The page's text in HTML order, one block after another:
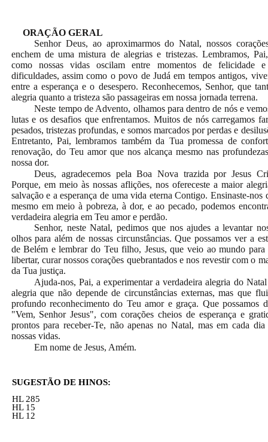
ORAÇÃO GERAL
Senhor Deus, ao aproximarmos do Natal, nossos
enchem de uma mistura de alegrias e tristezas. Lembramos,
como nossas vidas oscilam entre momentos de felicidade
dificuldades, assim como o povo de Judá em tempos antigos,
entre a esperança e o desespero. Reconhecemos, Senhor, que
alegria quanto a tristeza são passageiras em nossa jornada terrena.
Neste tempo de Advento, olhamos para dentro de nós e
lutas e os desafios que enfrentamos. Muitos de nós carregamos
pesados, tristezas profundas, e somos marcados por perdas e
Entretanto, Pai, lembramos também da Tua promessa de
renovação, do Teu amor que nos alcança mesmo nas
nossa dor.
Deus, agradecemos pela Boa Nova trazida por Jesus
Porque, em meio às nossas aflições, nos ofereceste a maior
salvação e a esperança de uma vida eterna Contigo. Ensinaste-nos
mesmo em meio à pobreza, à dor, e ao pecado, podemos
verdadeira alegria em Teu amor e perdão.
Senhor, neste Natal, pedimos que nos ajudes a levantar
olhos para além de nossas circunstâncias. Que possamos ver a
de Belém e lembrar do Teu filho, Jesus, que veio ao mundo para
libertar, curar nossos corações quebrantados e nos revestir com o
da Tua justiça.
Ajuda-nos, Pai, a experimentar a verdadeira alegria do
alegria que não depende de circunstâncias externas, mas que
profundo reconhecimento do Teu amor e graça. Que possamos
"Vem, Senhor Jesus", com corações cheios de esperança e
prontos para receber-Te, não apenas no Natal, mas em cada dia
nossas vidas.
Em nome de Jesus, Amém.
SUGESTÃO DE HINOS:
HL 285
HL 15
HL 12